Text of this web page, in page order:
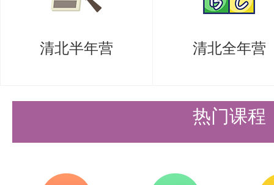
巧，专项技能拔高，学员遍布清
清北。
盛世清北老师。
清北半年营 清北全年营
热门课程